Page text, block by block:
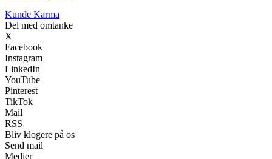
Kunde Karma
Del med omtanke
X
Facebook
Instagram
LinkedIn
YouTube
Pinterest
TikTok
Mail
RSS
Bliv klogere på os
Send mail
Medier